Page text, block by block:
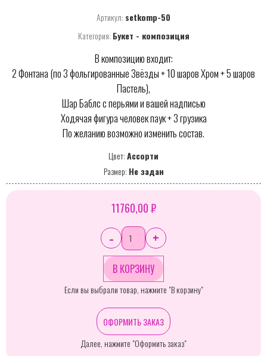
Артикул: setkomp-50
Категория: Букет - композиция
В композицию входит:
2 Фонтана (по 3 фольгированные Звёзды + 10 шаров Хром + 5 шаров
Пастель),
Шар Баблс с перьями и вашей надписью
Ходячая фигура человек паук + 3 грузика
По желанию возможно изменить состав.
Цвет:Ассорти
Размер: Не задан
11760,00 ₽
- +
Если вы выбрали товар, нажмите "В корзину"
ОФОРМИТЬ ЗАКАЗ
Далее, нажмите "Оформить заказ"